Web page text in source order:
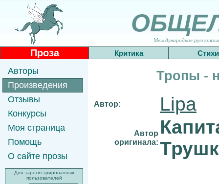
Международная
Проза Критика Стихи
Авторы
Произведения
Отзывы
Конкурсы
Моя страница
Помощь
О сайте прозы
Для зарегистрированных
пользователей
Тропы -
Автор: Lipa
Автор
оригинала: